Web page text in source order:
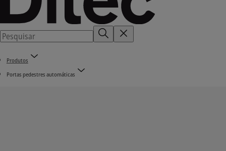
Produtos
Portas pedestres automáticas